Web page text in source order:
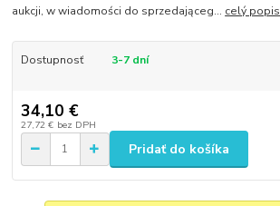
aukcji, w wiadomości do sprzedająceg... celý popis
Dostupnosť 3-7 dní
34,10 €
27,72 € bez DPH
Pridať do košíka